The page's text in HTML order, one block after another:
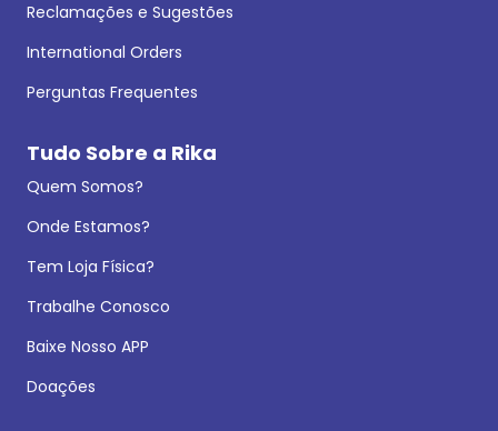
Reclamações e Sugestões
International Orders
Perguntas Frequentes
Tudo Sobre a Rika
Quem Somos?
Onde Estamos?
Tem Loja Física?
Trabalhe Conosco
Baixe Nosso APP
Doações